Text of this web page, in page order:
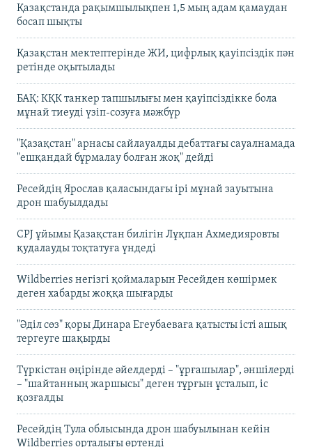
Қазақстанда рақымшылықпен 1,5 мың адам қамаудан
босап шықты
Қазақстан мектептерінде ЖИ, цифрлық қауіпсіздік пән
ретінде оқытылады
БАҚ: КҚК танкер тапшылығы мен қауіпсіздікке бола
мұнай тиеуді үзіп-созуға мәжбүр
"Қазақстан" арнасы сайлауалды дебаттағы сауалнамада
"ешқандай бұрмалау болған жоқ" дейді
Ресейдің Ярослав қаласындағы ірі мұнай зауытына
дрон шабуылдады
CPJ ұйымы Қазақстан билігін Лұқпан Ахмедияровты
қудалауды тоқтатуға үндеді
Wildberries негізгі қоймаларын Ресейден көшірмек
деген хабарды жоққа шығарды
"Әділ сөз" қоры Динара Егеубаеваға қатысты істі ашық
тергеуге шақырды
Түркістан өңірінде әйелдерді – "ұрғашылар", әншілерді
– "шайтанның жаршысы" деген тұрғын ұсталып, іс
қозғалды
Ресейдің Тула облысында дрон шабуылынан кейін
Wildberries орталығы өртенді